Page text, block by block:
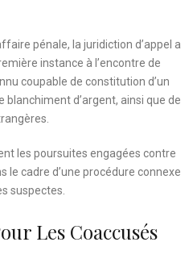
pénale, la juridiction d’appel a
instance à l’encontre de
coupable de constitution d’un
d’argent, ainsi que de
les poursuites engagées contre
le cadre d’une procédure connexe
suspectes.
Les Coaccusés